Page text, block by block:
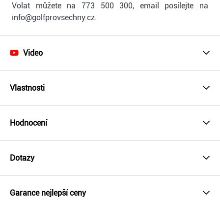
Volat můžete na 773 500 300, email posílejte na
info@golfprovsechny.cz.
Video
Vlastnosti
Hodnocení
Dotazy
Garance nejlepší ceny